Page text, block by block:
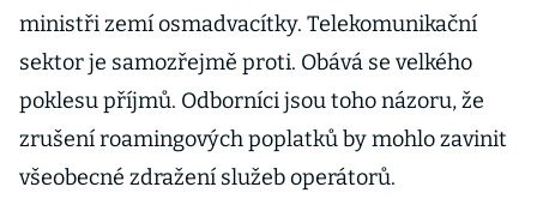
ministři zemí osmadvacítky. Telekomunikační
sektor je samozřejmě proti. Obává se velkého
poklesu příjmů. Odborníci jsou toho názoru, že
zrušení roamingových poplatků by mohlo zavinit
všeobecné zdražení služeb operátorů.